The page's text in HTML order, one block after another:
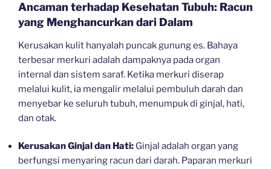
Ancaman terhadap Kesehatan Tubuh: Racun
yang Menghancurkan dari Dalam
Kerusakan kulit hanyalah puncak gunung es. Bahaya
terbesar merkuri adalah dampaknya pada organ
internal dan sistem saraf. Ketika merkuri diserap
melalui kulit, ia mengalir melalui pembuluh darah dan
menyebar ke seluruh tubuh, menumpuk di ginjal, hati,
dan otak.
Kerusakan Ginjal dan Hati: Ginjal adalah organ yang
berfungsi menyaring racun dari darah. Paparan merkuri